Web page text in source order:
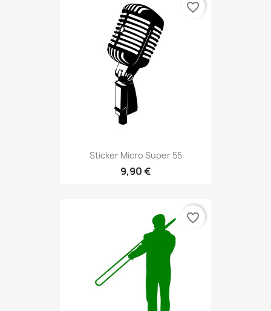
Sticker Micro Super 55
9,90 €
favorite_border
favorite_border